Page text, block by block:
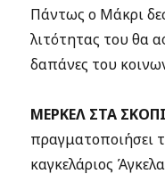
Πάντως ο Μάκρι
λιτότητας του θα
δαπάνες του
ΜΕΡΚΕΛ ΣΤΑ
πραγματοποιήσει
καγκελάριος